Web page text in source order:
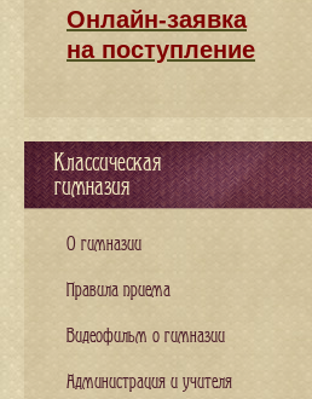
Онлайн-заявка
на поступление
Классическая
гимназия
О гимназии
Правила приема
Видеофильм о гимназии
Администрация и учителя